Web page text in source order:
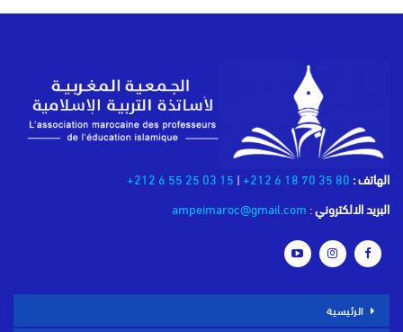
الهاتف : 80 35 70 18 6 212+
|
15 03 25 55 6 212+
البريد الالكتروني:
ampeimaroc@gmail.com
الرئيسية